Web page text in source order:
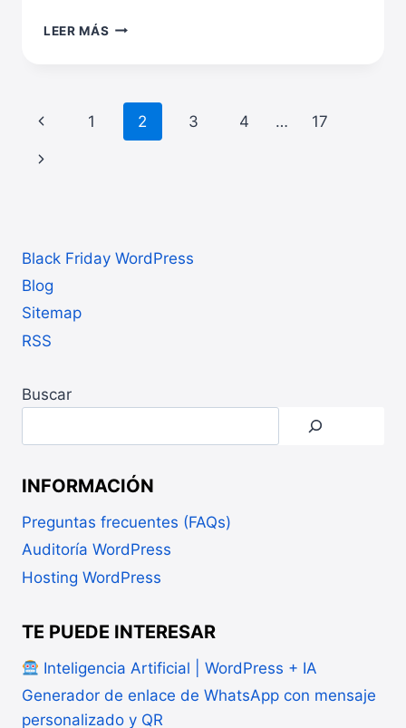
LEER MÁS CÓMO
PROFESIONAL
FÁCIL
CON
Navegación
de
Página
anterior
1 2 3 4 … 17
Siguiente
Black Friday WordPress
Blog
Sitemap
RSS
Buscar
INFORMACIÓN
Preguntas frecuentes (FAQs)
Auditoría WordPress
Hosting WordPress
TE PUEDE INTERESAR
Inteligencia Artificial | WordPress + IA
Generador de enlace de WhatsApp con mensaje
personalizado y QR